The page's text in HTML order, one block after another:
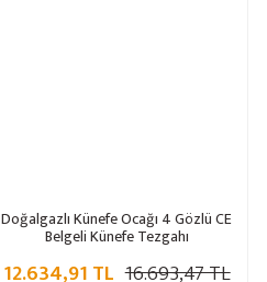
Doğalgazlı Künefe Ocağı 4 Gözlü CE
Belgeli Künefe Tezgahı
12.634,91 TL 16.693,47 TL